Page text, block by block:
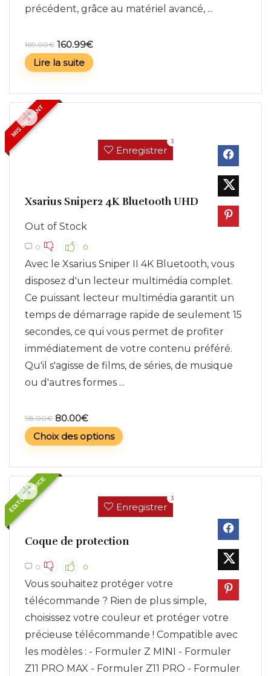
précédent, grâce au matériel avancé, ...
169.00€ 160.99€
Lire la suite
MIS EN AVANT
Enregistrer
3
Xsarius Sniper2 4K Bluetooth UHD
Out of Stock
0 0
Avec le Xsarius Sniper II 4K Bluetooth, vous
disposez d'un lecteur multimédia complet.
Ce puissant lecteur multimédia garantit un
temps de démarrage rapide de seulement 15
secondes, ce qui vous permet de profiter
immédiatement de votre contenu préféré.
Qu'il s'agisse de films, de séries, de musique
ou d'autres formes ...
98.00€ 80.00€
Choix des options
EDITOR CHOICE Enregistrer
3
Coque de protection
0 0
Vous souhaitez protéger votre
télécommande ? Rien de plus simple,
choisissez votre couleur et protéger votre
précieuse télécommande ! Compatible avec
les modèles : - Formuler Z MINI - Formuler
Z11 PRO MAX - Formuler Z11 PRO - Formuler